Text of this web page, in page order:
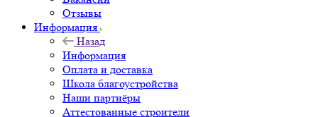
Отзывы
Информация
Назад
Информация
Оплата и доставка
Школа благоустройства
Наши партнёры
Аттестованные строители